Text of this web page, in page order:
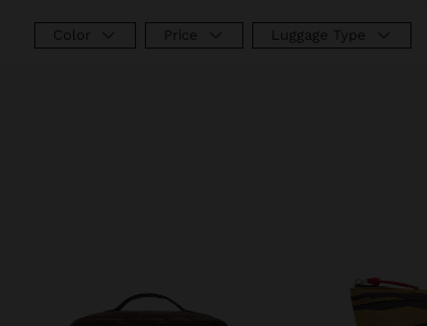
Color Price Luggage Type